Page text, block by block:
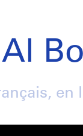
en